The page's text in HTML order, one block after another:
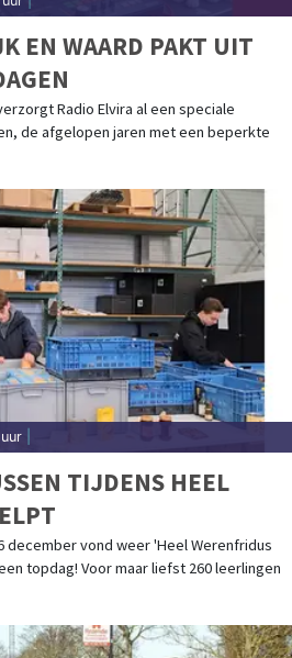
EN WAARD PAKT UIT
Radio Elvira al een speciale
de afgelopen jaren met een beperkte
TIJDENS HEEL
december vond weer 'Heel Werenfridus
topdag! Voor maar liefst 260 leerlingen